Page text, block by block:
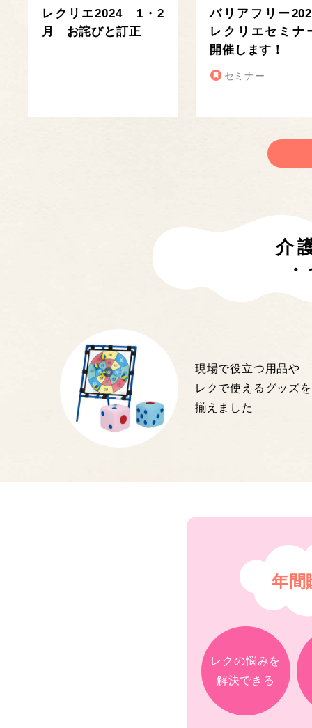
レクリエ2024 1・2
月 お詫びと訂正
バリアフリー
レクリエセミナ
開催します！
セミナー
介
現場で役立つ用品や
レクで使えるグッズを
揃えました
年間
レクの悩みを
解決できる